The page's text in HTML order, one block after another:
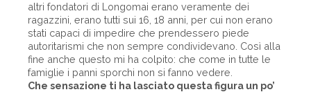
altri fondatori di Longomai erano veramente dei
ragazzini, erano tutti sui 16, 18 anni, per cui non erano
stati capaci di impedire che prendessero piede
autoritarismi che non sempre condividevano. Così alla
fine anche questo mi ha colpito: che come in tutte le
famiglie i panni sporchi non si fanno vedere.
Che sensazione ti ha lasciato questa figura un po’